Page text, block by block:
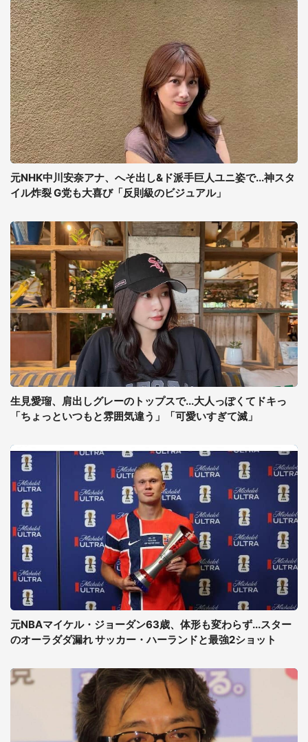
元NHK中川安奈アナ、へそ出し&ド派手巨人ユニ姿で...神スタ
イル炸裂 G党も大喜び「反則級のビジュアル」
生見愛瑠、肩出しグレーのトップスで...大人っぽくてドキっ
「ちょっといつもと雰囲気違う」「可愛いすぎて滅」
元NBAマイケル・ジョーダン63歳、体形も変わらず...スター
のオーラダダ漏れ サッカー・ハーランドと最強2ショット